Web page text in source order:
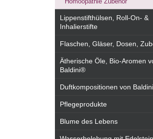
Lippenstifthülsen, Roll-On- &
Inhalierstifte
Flaschen, Gläser, Dosen,
Ätherische Öle, Bio-Aromen
Baldini®
Duftkompositionen von
Pflegeprodukte
Blume des Lebens